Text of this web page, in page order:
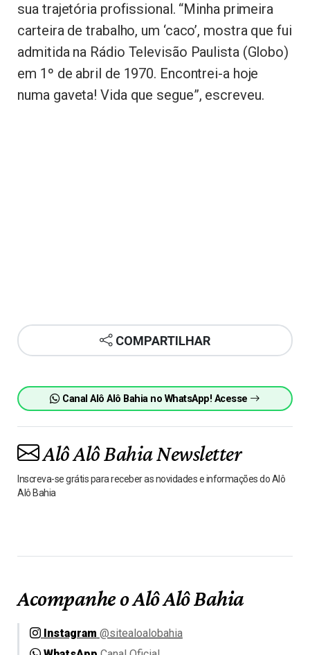
sua trajetória profissional. “Minha primeira
carteira de trabalho, um ‘caco’, mostra que fui
admitida na Rádio Televisão Paulista (Globo)
em 1º de abril de 1970. Encontrei-a hoje
numa gaveta! Vida que segue”, escreveu.
COMPARTILHAR
Canal Alô Alô Bahia no WhatsApp! Acesse
Alô Alô Bahia Newsletter
Inscreva-se grátis para receber as novidades e informações do Alô
Alô Bahia
Acompanhe o Alô Alô Bahia
Instagram @sitealoalobahia